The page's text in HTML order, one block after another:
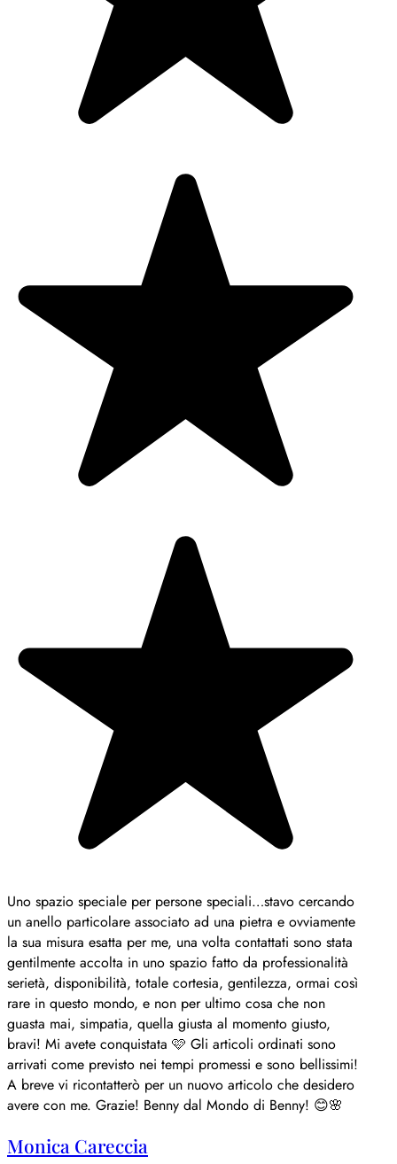
Uno spazio speciale per persone speciali…stavo cercando
un anello particolare associato ad una pietra e ovviamente
la sua misura esatta per me, una volta contattati sono stata
gentilmente accolta in uno spazio fatto da professionalità
serietà, disponibilità, totale cortesia, gentilezza, ormai così
rare in questo mondo, e non per ultimo cosa che non
guasta mai, simpatia, quella giusta al momento giusto,
bravi! Mi avete conquistata 🩷 Gli articoli ordinati sono
arrivati come previsto nei tempi promessi e sono bellissimi!
A breve vi ricontatterò per un nuovo articolo che desidero
avere con me. Grazie! Benny dal Mondo di Benny! 😊🌸
Monica Careccia